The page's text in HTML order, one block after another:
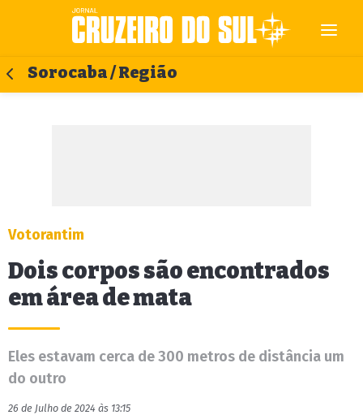
Sorocaba / Região
Votorantim
Dois corpos são encontrados
em área de mata
Eles estavam cerca de 300 metros de distância um
do outro
26 de Julho de 2024 às 13:15